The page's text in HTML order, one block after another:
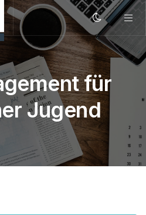
für
Jugend